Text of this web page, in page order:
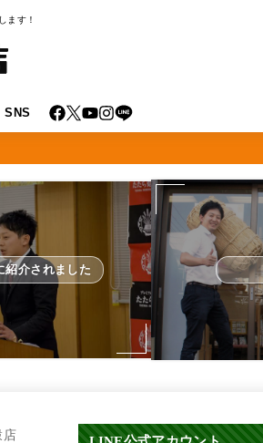
ます！
SNS
紹介されました
店